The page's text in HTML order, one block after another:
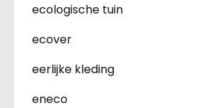
ecologische tuin
ecover
eerlijke kleding
eneco